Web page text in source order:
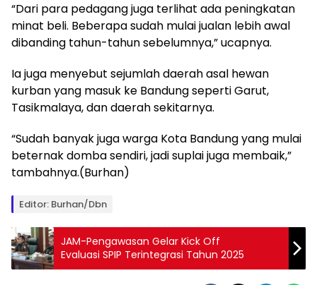
“Dari para pedagang juga terlihat ada peningkatan
minat beli. Beberapa sudah mulai jualan lebih awal
dibanding tahun-tahun sebelumnya,” ucapnya.
Ia juga menyebut sejumlah daerah asal hewan
kurban yang masuk ke Bandung seperti Garut,
Tasikmalaya, dan daerah sekitarnya.
“Sudah banyak juga warga Kota Bandung yang mulai
beternak domba sendiri, jadi suplai juga membaik,”
tambahnya.(Burhan)
Editor: Burhan/Dbn
JAM-Pengawasan Gelar Kick Off
Evaluasi SPIP Terintegrasi Tahun 2025